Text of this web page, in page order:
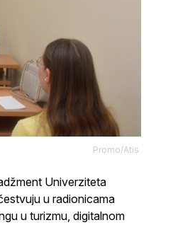
Promo/Atis
Univerziteta
u radionicama
u turizmu, digitalnom